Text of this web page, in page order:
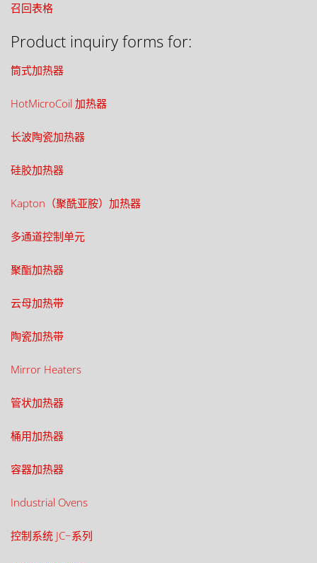
召回表格
Product inquiry forms for:
筒式加热器
HotMicroCoil 加热器
长波陶瓷加热器
硅胶加热器
Kapton（聚酰亚胺）加热器
多通道控制单元
聚酯加热器
云母加热带
陶瓷加热带
Mirror Heaters
管状加热器
桶用加热器
容器加热器
Industrial Ovens
控制系统 JC−系列